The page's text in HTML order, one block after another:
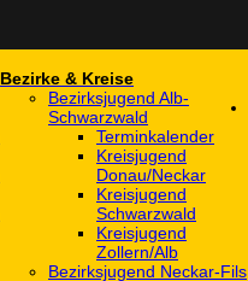
Bezirke & Kreise
Bezirksjugend Alb-
Schwarzwald
Terminkalender
Kreisjugend
Donau/Neckar
Kreisjugend
Schwarzwald
Kreisjugend
Zollern/Alb
Bezirksjugend Neckar-Fils